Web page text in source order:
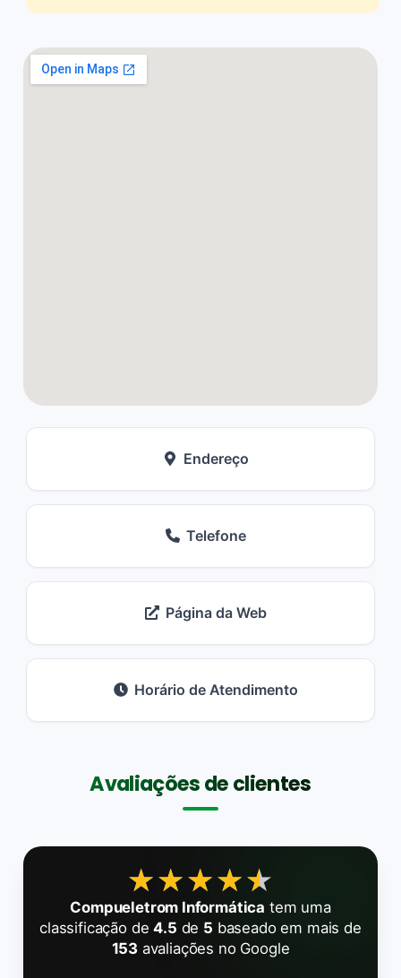
Endereço
Telefone
Página da Web
Horário de Atendimento
Avaliações de clientes
★★★★★
★★★★★
Compueletrom Informática tem uma
classificação de4.5 de 5 baseado em mais de
153 avaliações no Google